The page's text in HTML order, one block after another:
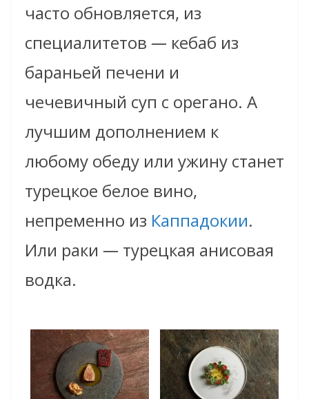
часто обновляется, из
специалитетов — кебаб из
бараньей печени и
чечевичный суп с орегано. А
лучшим дополнением к
любому обеду или ужину станет
турецкое белое вино,
непременно из Каппадокии.
Или раки — турецкая анисовая
водка.